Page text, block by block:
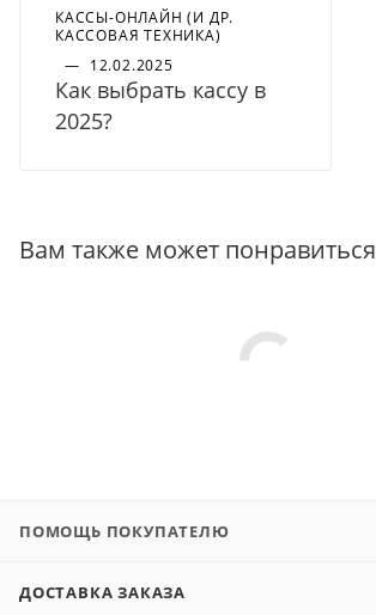
КАССЫ-ОНЛАЙН (И ДР.
КАССОВАЯ ТЕХНИКА)
— 12.02.2025
Как выбрать кассу в
2025?
Вам также может понравиться
ПОМОЩЬ ПОКУПАТЕЛЮ
ДОСТАВКА ЗАКАЗА